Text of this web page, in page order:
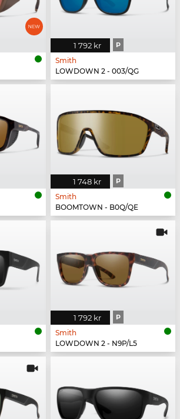
1 792 kr P
Smith
LOWDOWN 2 - 003/QG
1 748 kr P
Smith
BOOMTOWN - B0Q/QE
1 792 kr P
Smith
LOWDOWN 2 - N9P/L5